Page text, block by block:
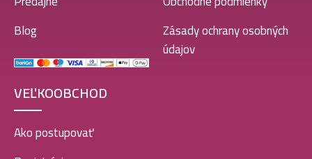
Blog
Zásady ochrany osobných
údajov
VEĽKOOBCHOD
Ako postupovať